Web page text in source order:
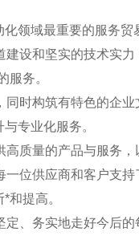
领域最重要的服务贸
设和坚实的技术实
服务。
时构筑有特色的企
专业化服务。
质量的产品与服务
位供应商和客户支
和提高。
、务实地走好今后